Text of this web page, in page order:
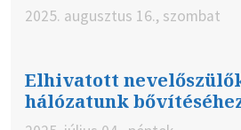
2025. augusztus 16., szombat
Elhivatott
hálózatunk